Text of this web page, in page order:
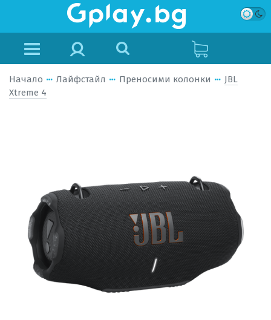
Начало Лайфстайл Преносими колонки
JBL
Xtreme 4